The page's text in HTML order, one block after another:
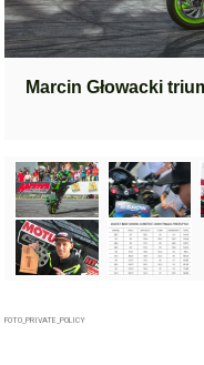
Marcin Głowacki
FOTO_PRIVATE_POLICY